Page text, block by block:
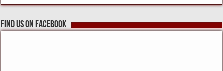
Find us on Facebook